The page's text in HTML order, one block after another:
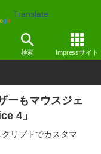
Translate
検索 Impressサイト
Windows
ーもマウスジェ
4」
リプトでカスタマ